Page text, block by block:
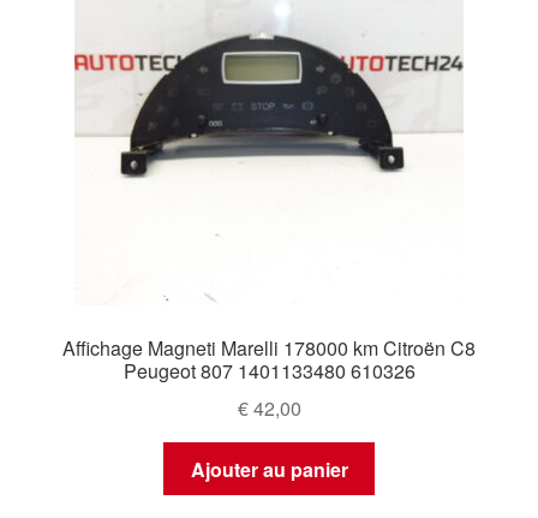
Affichage Magneti Marelli 178000 km Citroën C8
Peugeot 807 1401133480 610326
€42,00
Ajouter au panier